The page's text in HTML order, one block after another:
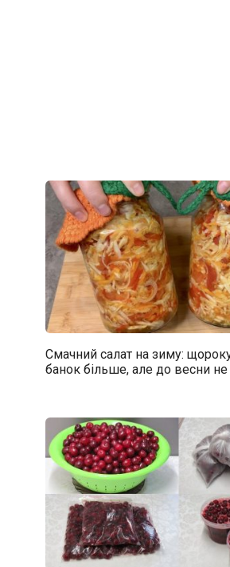
Смачний салат на зиму:
банок більше, але до весни не